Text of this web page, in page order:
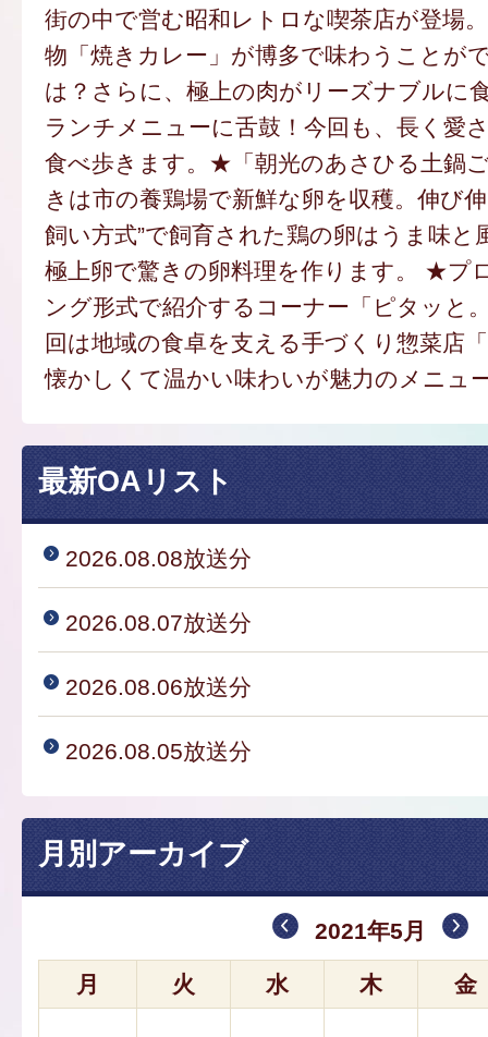
街の中で営む昭和レトロな喫茶店が登場
物「焼きカレー」が博多で味わうことが
は？さらに、極上の肉がリーズナブルに
ランチメニューに舌鼓！今回も、長く愛
食べ歩きます。★「朝光のあさひる土鍋
きは市の養鶏場で新鮮な卵を収穫。伸び
飼い方式”で飼育された鶏の卵はうま味と
極上卵で驚きの卵料理を作ります。 ★プ
ング形式で紹介するコーナー「ピタッと
回は地域の食卓を支える手づくり惣菜店
懐かしくて温かい味わいが魅力のメニュ
最新OAリスト
2026.08.08放送分
2026.08.07放送分
2026.08.06放送分
2026.08.05放送分
月別アーカイブ
2021年5月
月 火 水 木 金